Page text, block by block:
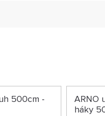
500cm -
ARNO
háky